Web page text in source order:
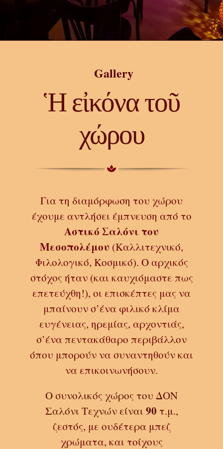
Gallery
Ἡ εἰκόνα τοῦ
χώρου
Για τη διαμόρφωση του χώρου
έχουμε αντλήσει έμπνευση από το
Αστικό Σαλόνι του
Mεσοπολέμου (Καλλιτεχνικό,
Φιλολογικό, Κοσμικό). Ο αρχικός
στόχος ήταν (και καυχιόμαστε πως
επετεύχθη!), οι επισκέπτες μας να
μπαίνουν σ’ένα φιλικό κλίμα
ευγένειας, ηρεμίας, αρχοντιάς,
σ’ένα πεντακάθαρο περιβάλλον
όπου μπορούν να συναντηθούν και
να επικοινωνήσουν.
Ο συνολικός χώρος του ΔΟΝ
Σαλόνι Τεχνών είναι 90 τ.μ.,
ζεστός, με ουδέτερα μπεζ
χρώματα, και τοίχους